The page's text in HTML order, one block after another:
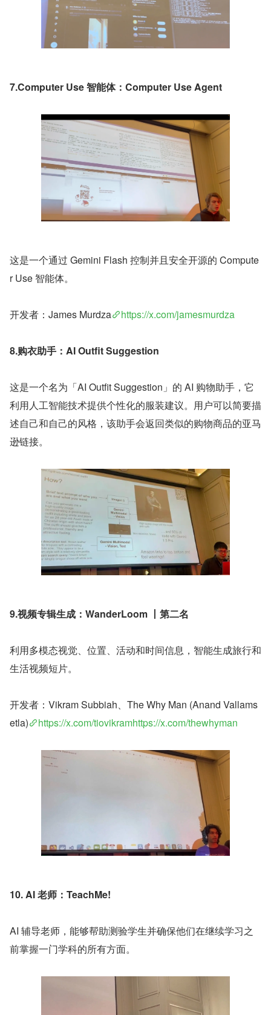
7.Computer Use 智能体：Computer Use Agent
这是一个通过 Gemini Flash 控制并且安全开源的 Compute
r Use 智能体。
开发者：James Murdza https://x.com/jamesmurdza
8.购衣助手：AI Outfit Suggestion
这是一个名为「AI Outfit Suggestion」的 AI 购物助手，它
利用人工智能技术提供个性化的服装建议。用户可以简要描
述自己和自己的风格，该助手会返回类似的购物商品的亚马
逊链接。
9.视频专辑生成：WanderLoom 丨第二名
利用多模态视觉、位置、活动和时间信息，智能生成旅行和
生活视频短片。
开发者：Vikram Subbiah、The Why Man (Anand Vallams
etla)
https://x.com/tiovikramhttps://x.com/thewhyman
10. AI 老师：TeachMe!
AI 辅导老师，能够帮助测验学生并确保他们在继续学习之
前掌握一门学科的所有方面。